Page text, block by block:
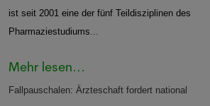
ist seit 2001 eine der fünf Teildisziplinen des
Pharmaziestudiums...
Mehr lesen...
Fallpauschalen: Ärzteschaft fordert national